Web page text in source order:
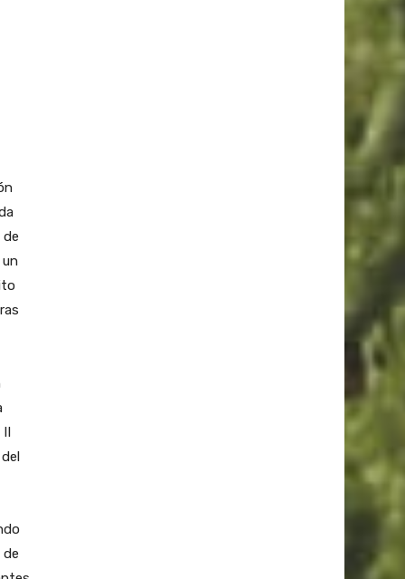
de
II